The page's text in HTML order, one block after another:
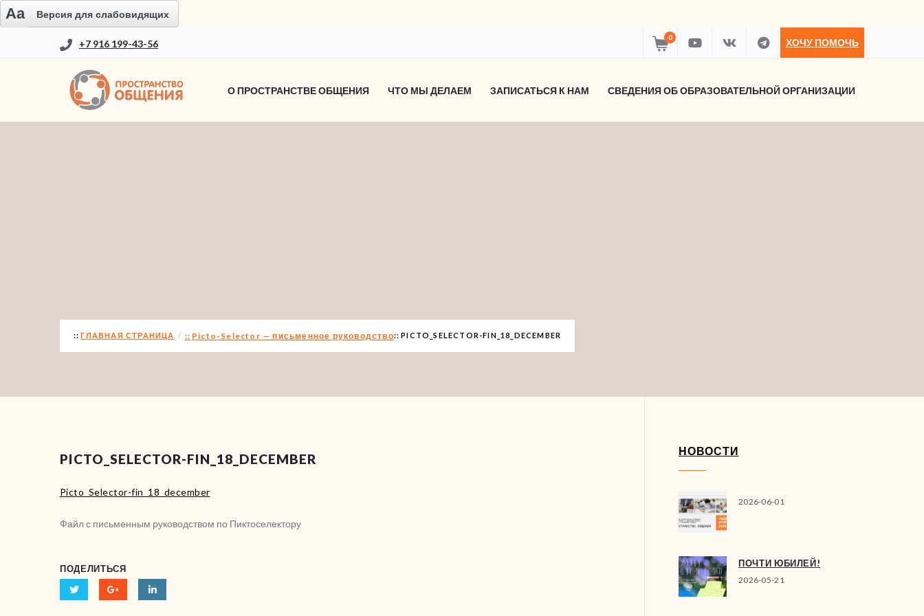
Aa Версия для слабовидящих
+7 916 199-43-56
0 ХОЧУ ПОМОЧЬ
О ПРОСТРАНСТВЕ ОБЩЕНИЯ ЧТО МЫ ДЕЛАЕМ ЗАПИСАТЬСЯ К НАМ СВЕДЕНИЯ ОБ ОБРАЗОВАТЕЛЬНОЙ ОРГАНИЗАЦИИ
ГЛАВНАЯ СТРАНИЦА Picto-Selector — письменное руководство PICTO_SELECTOR-FIN_18_DECEMBER
PICTO_SELECTOR-FIN_18_DECEMBER
Picto_Selector-fin_18_december
Файл с письменным руководством по Пиктоселектору
ПОДЕЛИТЬСЯ
НОВОСТИ
2026-06-01
ПОЧТИ ЮБИЛЕЙ!
2026-05-21